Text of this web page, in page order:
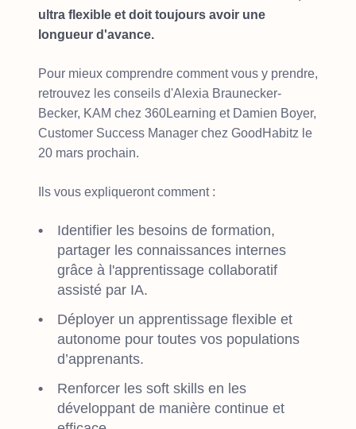
ultra flexible et doit toujours avoir une
longueur d'avance.
Pour mieux comprendre comment vous y prendre,
retrouvez les conseils d'Alexia Braunecker-
Becker, KAM chez 360Learning et Damien Boyer,
Customer Success Manager chez GoodHabitz le
20 mars prochain.
Ils vous expliqueront comment :
Identifier les besoins de formation,
partager les connaissances internes
grâce à l'apprentissage collaboratif
assisté par IA.
Déployer un apprentissage flexible et
autonome pour toutes vos populations
d’apprenants.
Renforcer les soft skills en les
développant de manière continue et